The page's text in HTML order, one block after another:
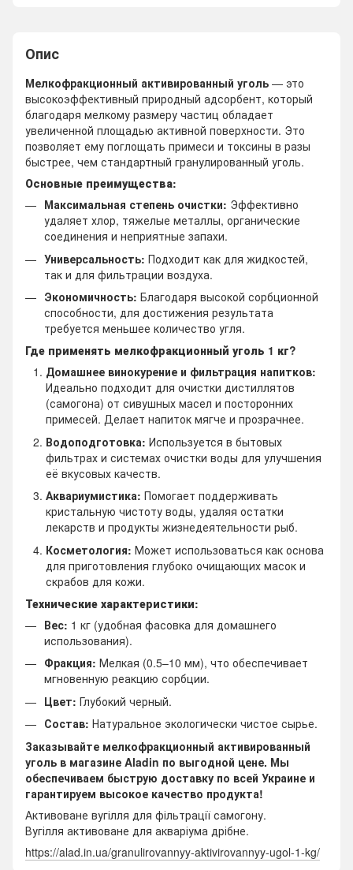
Опис
Мелкофракционный активированный уголь — это
высокоэффективный природный адсорбент, который
благодаря мелкому размеру частиц обладает
увеличенной площадью активной поверхности. Это
позволяет ему поглощать примеси и токсины в разы
быстрее, чем стандартный гранулированный уголь.
Основные преимущества:
Максимальная степень очистки: Эффективно
удаляет хлор, тяжелые металлы, органические
соединения и неприятные запахи.
Универсальность: Подходит как для жидкостей,
так и для фильтрации воздуха.
Экономичность: Благодаря высокой сорбционной
способности, для достижения результата
требуется меньшее количество угля.
Где применять мелкофракционный уголь 1 кг?
Домашнее винокурение и фильтрация напитков:
Идеально подходит для очистки дистиллятов
(самогона) от сивушных масел и посторонних
примесей. Делает напиток мягче и прозрачнее.
Водоподготовка: Используется в бытовых
фильтрах и системах очистки воды для улучшения
её вкусовых качеств.
Аквариумистика: Помогает поддерживать
кристальную чистоту воды, удаляя остатки
лекарств и продукты жизнедеятельности рыб.
Косметология: Может использоваться как основа
для приготовления глубоко очищающих масок и
скрабов для кожи.
Технические характеристики:
Вес: 1 кг (удобная фасовка для домашнего
использования).
Фракция: Мелкая (0.5–10 мм), что обеспечивает
мгновенную реакцию сорбции.
Цвет: Глубокий черный.
Состав: Натуральное экологически чистое сырье.
Заказывайте мелкофракционный активированный
уголь в магазине Aladin по выгодной цене. Мы
обеспечиваем быструю доставку по всей Украине и
гарантируем высокое качество продукта!
Активоване вугілля для фільтрації самогону.
Вугілля активоване для акваріума дрібне.
https://alad.in.ua/granulirovannyy-aktivirovannyy-ugol-1-kg/